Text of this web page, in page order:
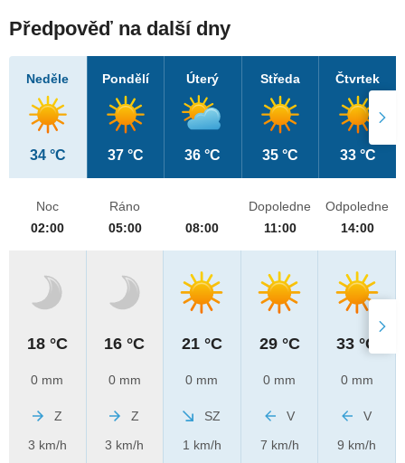
Předpověď na další dny
Neděle
34 °C
Pondělí
37 °C
Úterý
36 °C
Středa
35 °C
Čtvrtek
33 °C
Noc
02:00
18 °C
0 mm
Z
3 km/h
Ráno
05:00
16 °C
0 mm
Z
3 km/h
08:00
21 °C
0 mm
SZ
1 km/h
Dopoledne
11:00
29 °C
0 mm
V
7 km/h
Odpoledne
14:00
33 °C
0 mm
V
9 km/h